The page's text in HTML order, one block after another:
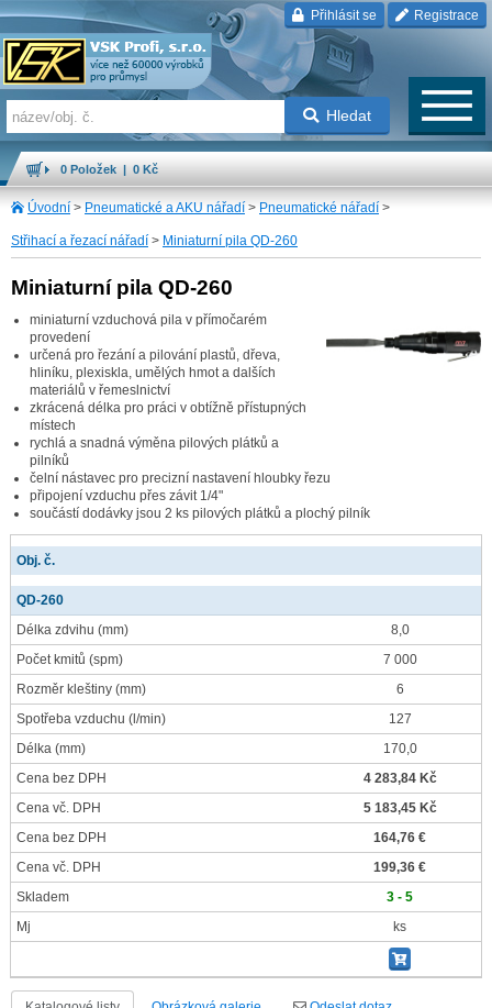
Přihlásit se Registrace
Hledat
0 Položek | 0 Kč
Úvodní > Pneumatické a AKU nářadí > Pneumatické nářadí >
Střihací a řezací nářadí > Miniaturní pila QD-260
Miniaturní pila QD-260
miniaturní vzduchová pila v přímočarém
provedení
určená pro řezání a pilování plastů, dřeva,
hliníku, plexiskla, umělých hmot a dalších
materiálů v řemeslnictví
zkrácená délka pro práci v obtížně přístupných
místech
rychlá a snadná výměna pilových plátků a
pilníků
čelní nástavec pro precizní nastavení hloubky řezu
připojení vzduchu přes závit 1/4"
součástí dodávky jsou 2 ks pilových plátků a plochý pilník
Obj. č.
QD-260
Délka zdvihu (mm)
8,0
Počet kmitů (spm)
7 000
Rozměr kleštiny (mm)
6
Spotřeba vzduchu (l/min)
127
Délka (mm)
170,0
Cena bez DPH
4 283,84 Kč
Cena vč. DPH
5 183,45 Kč
Cena bez DPH
164,76 €
Cena vč. DPH
199,36 €
Skladem
3 - 5
Mj
ks